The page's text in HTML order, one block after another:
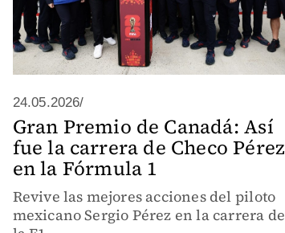
24.05.2026/
Gran Premio de Canadá: Así
fue la carrera de Checo Pérez
en la Fórmula 1
Revive las mejores acciones del piloto
mexicano Sergio Pérez en la carrera de